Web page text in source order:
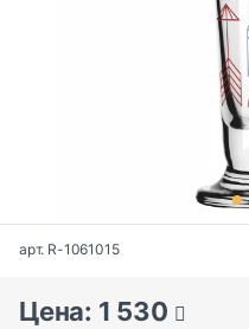
арт. R-1061015
Цена: 1 530